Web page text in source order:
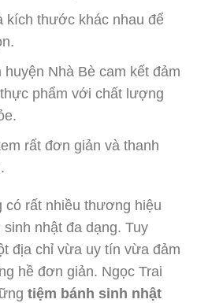
kích thước khác nhau để
Nhà Bè cam kết đảm
phẩm với chất lượng
rất đơn giản và thanh
có rất nhiều thương hiệu
nhật đa dạng. Tuy
địa chỉ vừa uy tín vừa đảm
hề đơn giản. Ngọc Trai
tiệm bánh sinh nhật